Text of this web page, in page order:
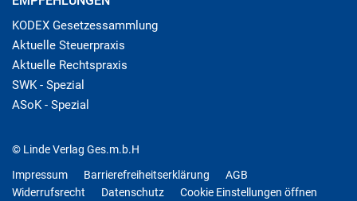
KODEX Gesetzessammlung
Aktuelle Steuerpraxis
Aktuelle Rechtspraxis
SWK - Spezial
ASoK - Spezial
© Linde Verlag Ges.m.b.H
Impressum
Barrierefreiheitserklärung
AGB
Widerrufsrecht
Datenschutz Cookie Einstellungen öffnen